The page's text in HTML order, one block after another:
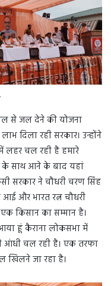
से जल देने की योजना
दिला रही सरकार। उन्होंने
चल रही है हमारे
के साथ आने के बाद यहां
सरकार ने चौधरी चरण सिंह
आई और भारत रत्न चौधरी
किसान का सम्मान है।
हूं कैराना लोकसभा में
आंधी चल रही है। एक तरफा
खिलने जा रहा है।